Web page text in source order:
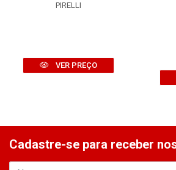
PIRELLI
VER PREÇO
Cadastre-se para receber